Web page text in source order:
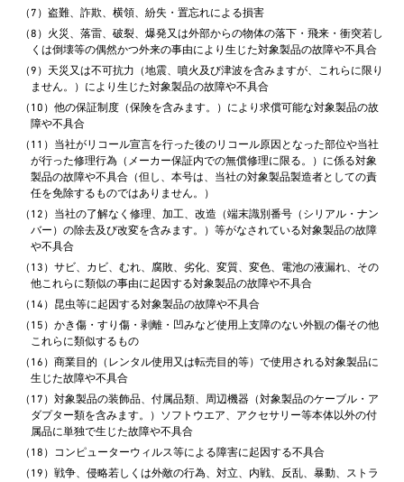
（7）盗難、詐欺、横領、紛失・置忘れによる損害
（8）火災、落雷、破裂、爆発又は外部からの物体の落下・飛来・衝突若し
くは倒壊等の偶然かつ外来の事由により生じた対象製品の故障や不具合
（9）天災又は不可抗力（地震、噴火及び津波を含みますが、これらに限り
ません。）により生じた対象製品の故障や不具合
（10）他の保証制度（保険を含みます。）により求償可能な対象製品の故
障や不具合
（11）当社がリコール宣言を行った後のリコール原因となった部位や当社
が行った修理行為（メーカー保証内での無償修理に限る。）に係る対象
製品の故障や不具合（但し、本号は、当社の対象製品製造者としての責
任を免除するものではありません。）
（12）当社の了解なく修理、加工、改造（端末識別番号（シリアル・ナン
バー）の除去及び改変を含みます。）等がなされている対象製品の故障
や不具合
（13）サビ、カビ、むれ、腐敗、劣化、変質、変色、電池の液漏れ、その
他これらに類似の事由に起因する対象製品の故障や不具合
（14）昆虫等に起因する対象製品の故障や不具合
（15）かき傷・すり傷・剥離・凹みなど使用上支障のない外観の傷その他
これらに類似するもの
（16）商業目的（レンタル使用又は転売目的等）で使用される対象製品に
生じた故障や不具合
（17）対象製品の装飾品、付属品類、周辺機器（対象製品のケーブル・ア
ダプター類を含みます。）ソフトウエア、アクセサリー等本体以外の付
属品に単独で生じた故障や不具合
（18）コンピューターウィルス等による障害に起因する不具合
（19）戦争、侵略若しくは外敵の行為、対立、内戦、反乱、暴動、ストラ